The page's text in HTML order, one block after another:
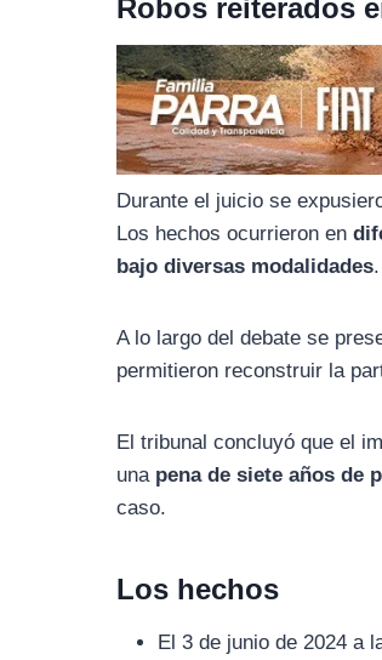
Robos reiterados
Durante el juicio se
Los hechos ocurrieron en
bajo diversas modalidades.
A lo largo del debate se
permitieron reconstruir la
El tribunal concluyó que el
una pena de siete años de
caso.
Los hechos
El 3 de junio de 2024 a